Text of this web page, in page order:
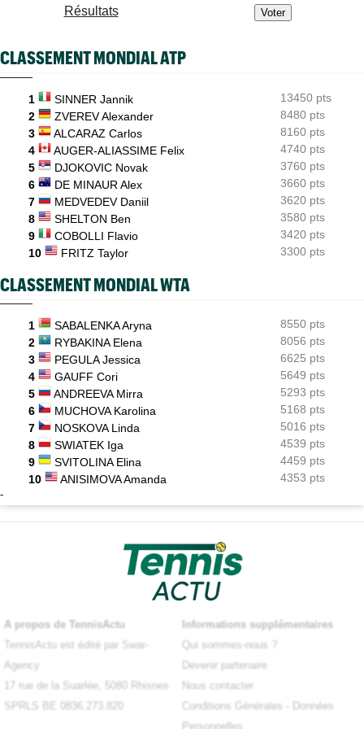
ATP - Cincinnati
Comme Carlos Alcaraz, Holger Rune a renoncé à Cincinnati
Rybakina, Andreeva, Osaka, Gauff... horaires et diffusion TV
Jelena Ostapenko dénonce les messages d'insultes et de
menaces
Résultats
CLASSEMENT MONDIAL ATP
1 SINNER Jannik
13450 pts
2
ZVEREV Alexander
8480 pts
3
ALCARAZ Carlos
8160 pts
4
AUGER-ALIASSIME Felix
4740 pts
5
DJOKOVIC Novak
3760 pts
6
DE MINAUR Alex
3660 pts
7
MEDVEDEV Daniil
3620 pts
8
SHELTON Ben
3580 pts
9
COBOLLI Flavio
3420 pts
10
FRITZ Taylor 3300 pts
CLASSEMENT MONDIAL WTA
1 SABALENKA Aryna
8550 pts
2
RYBAKINA Elena
8056 pts
3
PEGULA Jessica
6625 pts
4
GAUFF Cori
5649 pts
5
ANDREEVA Mirra
5293 pts
6
MUCHOVA Karolina
5168 pts
7
NOSKOVA Linda
5016 pts
8
SWIATEK Iga
4539 pts
9
SVITOLINA Elina
4459 pts
10
ANISIMOVA Amanda 4353 pts
-
A propos de TennisActu
TennisActu est édité par Swar-
Agency
17 rue de la Suarlée, 5080 Rhisnes
SPRLS BE 0836.273.820
Informations supplémentaires
Qui sommes-nous ?
Devenir partenaire
Nous contacter
Conditions Générales
Données
Personnelles